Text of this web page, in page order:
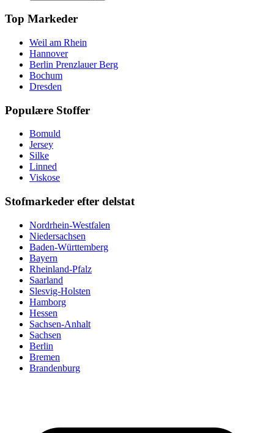
Top Markeder
Weil am Rhein
Hannover
Berlin Prenzlauer Berg
Bochum
Dresden
Populære Stoffer
Bomuld
Jersey
Silke
Linned
Viskose
Stofmarkeder efter delstat
Nordrhein-Westfalen
Niedersachsen
Baden-Württemberg
Bayern
Rheinland-Pfalz
Saarland
Slesvig-Holsten
Hamborg
Hessen
Sachsen-Anhalt
Sachsen
Berlin
Bremen
Brandenburg